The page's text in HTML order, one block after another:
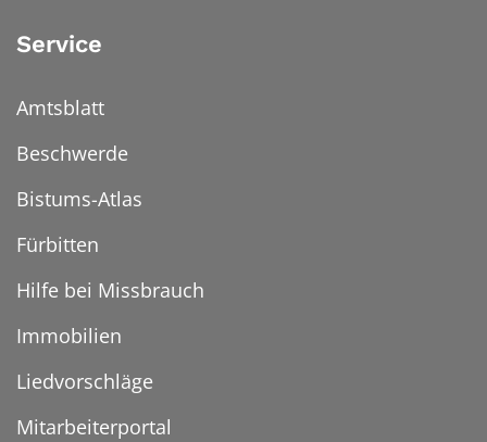
Service
Amtsblatt
Beschwerde
Bistums-Atlas
Fürbitten
Hilfe bei Missbrauch
Immobilien
Liedvorschläge
Mitarbeiterportal